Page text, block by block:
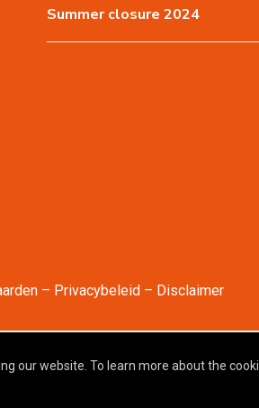
Summer closure 2024
Privacybeleid Disclaimer
support of
our website. To learn more about the